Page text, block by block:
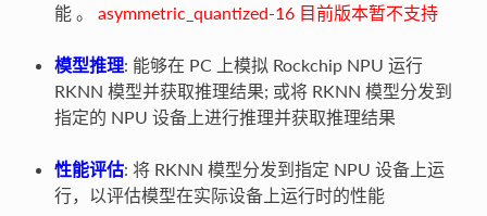
能 。 asymmetric_quantized-16 目前版本暂不支持
模型推理: 能够在 PC 上模拟 Rockchip NPU 运行
RKNN 模型并获取推理结果; 或将 RKNN 模型分发到
指定的 NPU 设备上进行推理并获取推理结果
性能评估: 将 RKNN 模型分发到指定 NPU 设备上运
行，以评估模型在实际设备上运行时的性能